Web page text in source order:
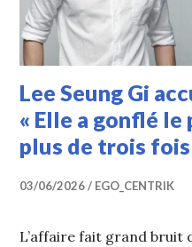
Lee Seung Gi
« Elle a gonflé
plus de trois fois
03/06/2026 EGO_CENTRIK
L’affaire fait grand bruit